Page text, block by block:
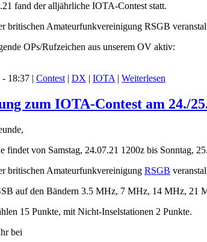
fand der alljährliche IOTA-Contest statt.
britischen Amateurfunkvereinigung RSGB
OPs/Rufzeichen aus unserem OV aktiv:
18:37 | Contest | DX | IOTA | Weiterlesen
zum IOTA-Contest am 24./
findet von Samstag, 24.07.21 1200z bis Sonntag,
britischen Amateurfunkvereinigung RSGB
auf den Bändern 3.5 MHz, 7 MHz, 14 MHz, 21
15 Punkte, mit Nicht-Inselstationen 2 Punkte.
bei